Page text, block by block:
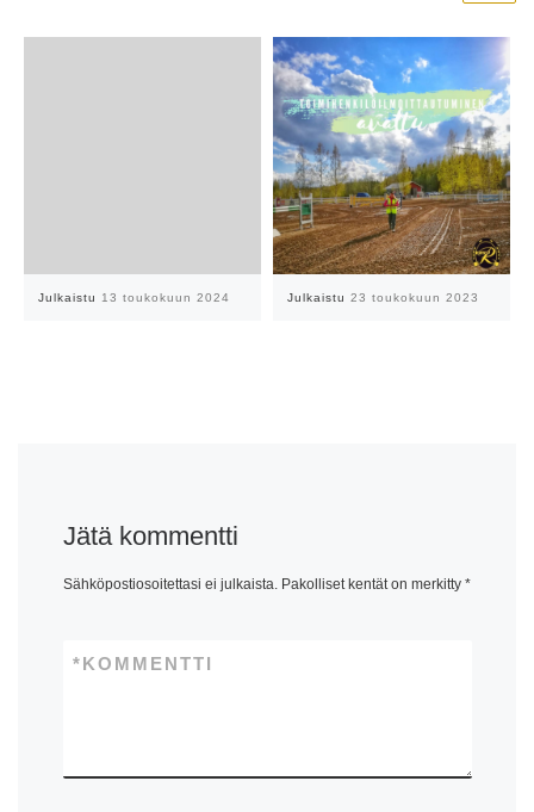
Julkaistu 13 toukokuun 2024 Julkaistu 23 toukokuun 2023
Jätä kommentti
Sähköpostiosoitettasi ei julkaista. Pakolliset kentät on merkitty *
KOMMENTTI
*